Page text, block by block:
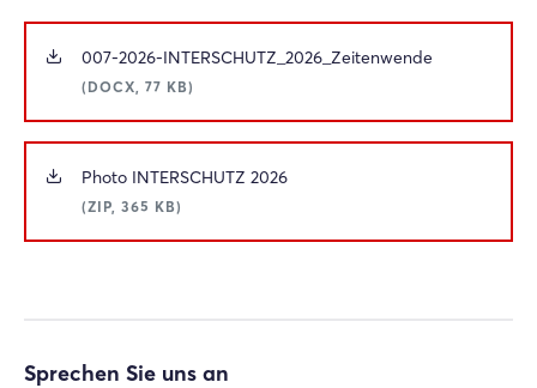
007-2026-INTERSCHUTZ_2026_Zeitenwende
(DOCX, 77 KB)
Photo INTERSCHUTZ 2026
(ZIP, 365 KB)
Sprechen Sie uns an